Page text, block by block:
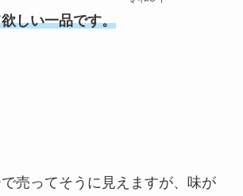
しい一品です。
売ってそうに見えますが、味が